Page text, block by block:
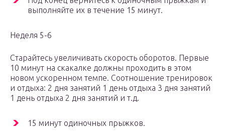
выполняйте их в течение 15 минут.
Неделя 5-6
Старайтесь увеличивать скорость оборотов. Первые
10 минут на скакалке должны проходить в этом
новом ускоренном темпе. Соотношение тренировок
и отдыха: 2 дня занятий 1 день отдыха 3 дня занятий
1 день отдыха 2 дня занятий и т.д.
15 минут одиночных прыжков.